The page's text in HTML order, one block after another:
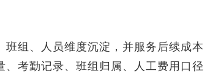
组、人员维度沉淀，并服务后续成本
考勤记录、班组归属、人工费用口径